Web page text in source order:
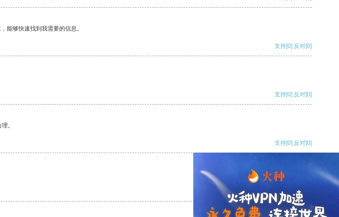
能够快速找到我需要的信息。
支持[0] 反对[0]
支持[0] 反对[0]
。
支持[0] 反对[0]
支持 反对